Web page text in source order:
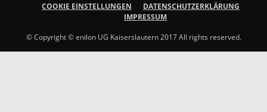
COOKIE EINSTELLUNGEN
DATENSCHUTZERKLÄRUNG
IMPRESSUM
© Copyright © enilon UG Kaiserslautern 2017 All rights reserved.